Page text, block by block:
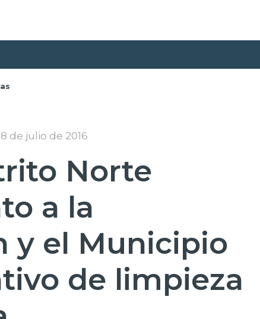
de julio de 2016
Norte
a la
y el Municipio
de limpieza